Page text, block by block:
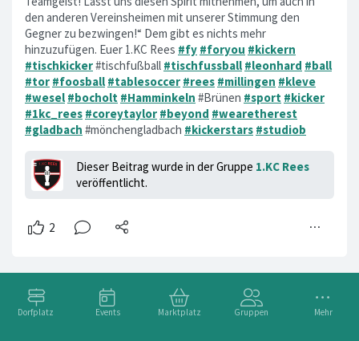
Dorfplatz Events Marktplatz Gruppen Mehr
den anderen Vereinsheimen mit unserer Stimmung den
Gegner zu bezwingen!“ Dem gibt es nichts mehr
hinzuzufügen. Euer 1.KC Rees #fy #foryou #kickern
#tischkicker#tischfußball #tischfussball #leonhard #ball
#tor #foosball #tablesoccer #rees #millingen #kleve
#wesel #bocholt #Hamminkeln #Brünen #sport #kicker
#1kc_rees #coreytaylor #beyond #wearetherest
#gladbach #mönchengladbach #kickerstars #studiob
Dieser Beitrag wurde in der Gruppe 1.KC Rees
veröffentlicht.